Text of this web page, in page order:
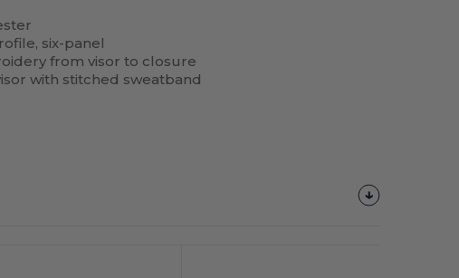
six-panel
from visor to closure
with stitched sweatband